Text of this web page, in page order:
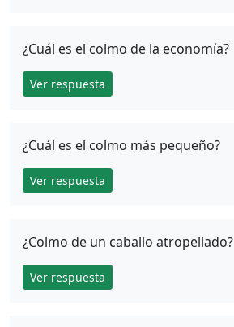
¿Cuál es el colmo de la economía?
Ver respuesta
¿Cuál es el colmo más pequeño?
Ver respuesta
¿Colmo de un caballo atropellado?
Ver respuesta